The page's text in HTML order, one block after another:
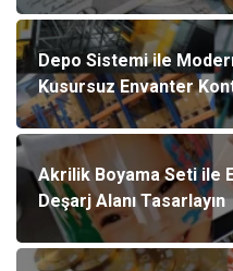
Depo Sistemi ile
Kusursuz Envanter
Akrilik Boyama Seti ile
Deşarj Alanı Tasarlayın